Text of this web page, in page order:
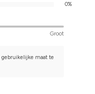
0%
Groot
gebruikelijke maat te